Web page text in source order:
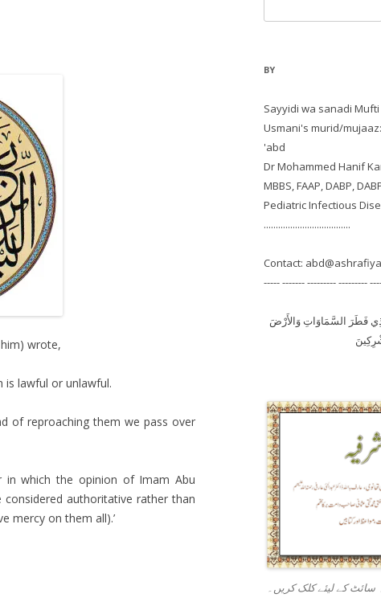
wrote,
is lawful or unlawful.
of reproaching them we pass over
which the opinion of Imam Abu
authoritative rather than
mercy on them all).’
for:
BY
Sayyidi wa sanadi
Usmani's murid/mujaaz:
'abd
Dr Mohammed Hanif
MBBS, FAAP, DABP,
Pediatric Infectious
....................................
Contact:
----- ------- --------- ---------
فَطَرَ السَّمَاوَاتِ وَالأَرْضَ
سائٹ کے لیئے کلک کریں۔